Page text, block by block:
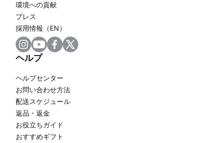
環境への貢献
プレス
採用情報（EN）
ヘルプ
ヘルプセンター
お問い合わせ方法
配送スケジュール
返品・返金
お役立ちガイド
おすすめギフト